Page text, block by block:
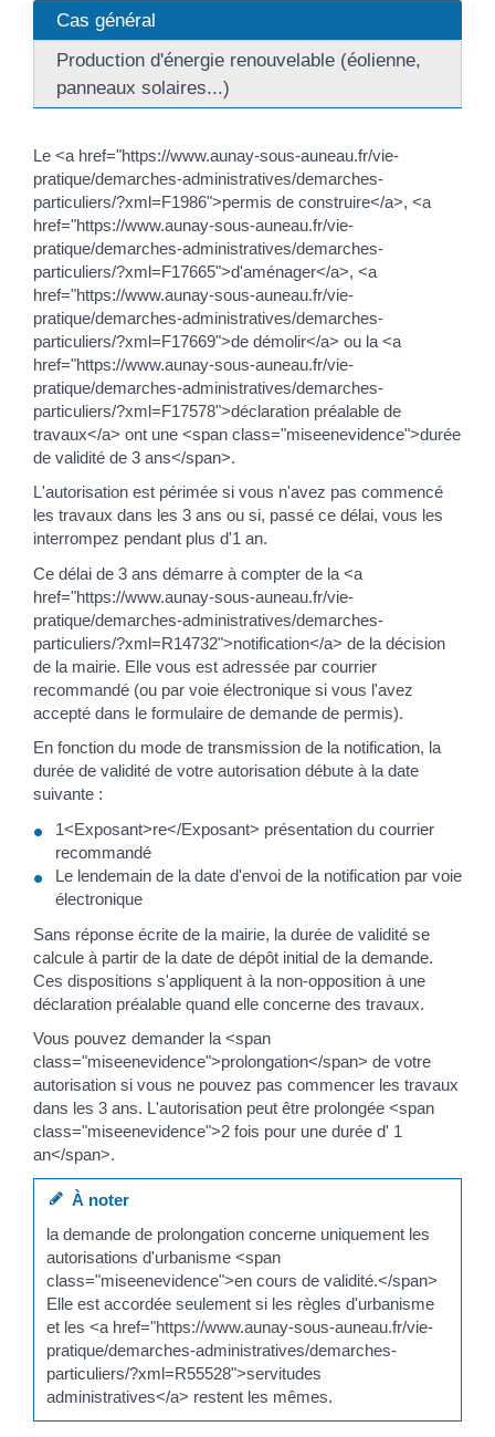
Cas général
Production d'énergie renouvelable (éolienne,
panneaux solaires...)
Le <a href="https://www.aunay-sous-auneau.fr/vie-
pratique/demarches-administratives/demarches-
particuliers/?xml=F1986">permis de construire</a>, <a
href="https://www.aunay-sous-auneau.fr/vie-
pratique/demarches-administratives/demarches-
particuliers/?xml=F17665">d'aménager</a>, <a
href="https://www.aunay-sous-auneau.fr/vie-
pratique/demarches-administratives/demarches-
particuliers/?xml=F17669">de démolir</a> ou la <a
href="https://www.aunay-sous-auneau.fr/vie-
pratique/demarches-administratives/demarches-
particuliers/?xml=F17578">déclaration préalable de
travaux</a> ont une <span class="miseenevidence">durée
de validité de 3 ans</span>.
L'autorisation est périmée si vous n'avez pas commencé
les travaux dans les 3 ans ou si, passé ce délai, vous les
interrompez pendant plus d'1 an.
Ce délai de 3 ans démarre à compter de la <a
href="https://www.aunay-sous-auneau.fr/vie-
pratique/demarches-administratives/demarches-
particuliers/?xml=R14732">notification</a> de la décision
de la mairie. Elle vous est adressée par courrier
recommandé (ou par voie électronique si vous l'avez
accepté dans le formulaire de demande de permis).
En fonction du mode de transmission de la notification, la
durée de validité de votre autorisation débute à la date
suivante :
1<Exposant>re</Exposant> présentation du courrier
recommandé
Le lendemain de la date d'envoi de la notification par voie
électronique
Sans réponse écrite de la mairie, la durée de validité se
calcule à partir de la date de dépôt initial de la demande.
Ces dispositions s'appliquent à la non-opposition à une
déclaration préalable quand elle concerne des travaux.
Vous pouvez demander la <span
class="miseenevidence">prolongation</span> de votre
autorisation si vous ne pouvez pas commencer les travaux
dans les 3 ans. L'autorisation peut être prolongée <span
class="miseenevidence">2 fois pour une durée d' 1
an</span>.
À noter
la demande de prolongation concerne uniquement les
autorisations d'urbanisme <span
class="miseenevidence">en cours de validité.</span>
Elle est accordée seulement si les règles d'urbanisme
et les <a href="https://www.aunay-sous-auneau.fr/vie-
pratique/demarches-administratives/demarches-
particuliers/?xml=R55528">servitudes
administratives</a> restent les mêmes.